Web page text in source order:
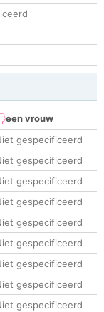
een vrouw
gespecificeerd
gespecificeerd
gespecificeerd
gespecificeerd
gespecificeerd
gespecificeerd
gespecificeerd
gespecificeerd
gespecificeerd